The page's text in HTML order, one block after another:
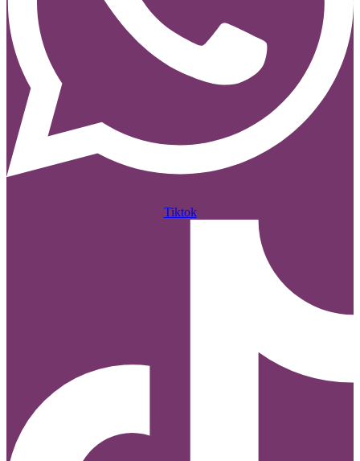
Tiktok